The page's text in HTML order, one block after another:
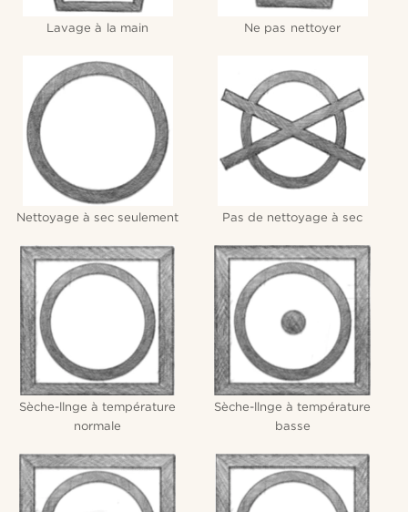
Lavage à la main Ne pas nettoyer
Nettoyage à sec seulement Pas de nettoyage à sec
Sèche-llnge à température
normale
Sèche-llnge à température
basse